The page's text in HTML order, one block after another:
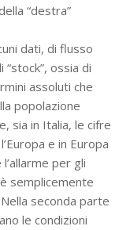
“destra”
dati, di flusso
ossia di
assoluti che
popolazione
sia in Italia, le cifre
e in Europa
per gli
semplicemente
seconda parte
le condizioni